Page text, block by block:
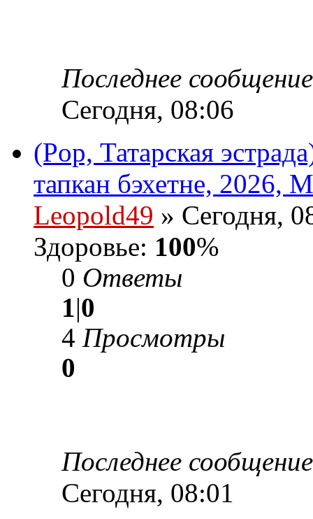
Последнее
Сегодня, 08:06
(Pop, Татарская
тапкан бэхетне, 2026,
Leopold49 » Сегодня,
Здоровье: 100%
0 Ответы
1|0
4 Просмотры
0
Последнее
Сегодня, 08:01